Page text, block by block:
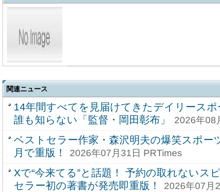
関連ニュース
14年間すべてを見届けてきたデイリース
誰も知らない「監督・岡田彰布」
2026年08
ベストセラー作家・森沢明夫の爆笑スポー
月で重版！
2026年07月31日 PRTimes
Xで“今来てる”と話題！ 予約の取れないス
セラー初の著書が発売即重版！
2026年07月